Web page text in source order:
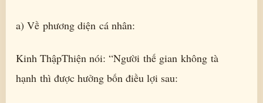
a) Về phương diện cá nhân:
Kinh ThậpThiện nói: “Người thế gian không tà
hạnh thì được hưởng bốn điều lợi sau: